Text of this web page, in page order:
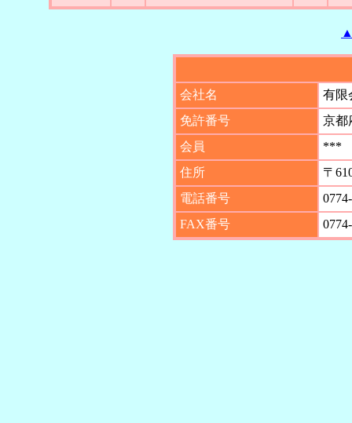
会社名
有
免許番号
京都
会員
***
住所
〒
電話番号
FAX番号